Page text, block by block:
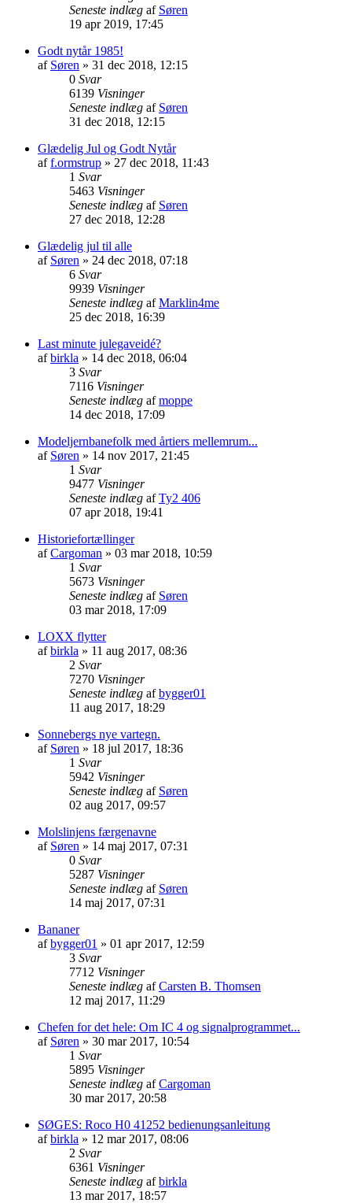
Seneste indlæg af Søren
19 apr 2019, 17:45
Godt nytår 1985!
af Søren » 31 dec 2018, 12:15
0 Svar
6139 Visninger
Seneste indlæg af Søren
31 dec 2018, 12:15
Glædelig Jul og Godt Nytår
aff.ormstrup » 27 dec 2018, 11:43
1 Svar
5463 Visninger
Seneste indlæg af Søren
27 dec 2018, 12:28
Glædelig jul til alle
af Søren » 24 dec 2018, 07:18
6 Svar
9939 Visninger
Seneste indlæg afMarklin4me
25 dec 2018, 16:39
Last minute julegaveidé?
afbirkla » 14 dec 2018, 06:04
3 Svar
7116 Visninger
Seneste indlæg afmoppe
14 dec 2018, 17:09
Modeljernbanefolk med årtiers mellemrum...
af Søren » 14 nov 2017, 21:45
1 Svar
9477 Visninger
Seneste indlæg afTy2 406
07 apr 2018, 19:41
Historiefortællinger
afCargoman » 03 mar 2018, 10:59
1 Svar
5673 Visninger
Seneste indlæg af Søren
03 mar 2018, 17:09
LOXX flytter
afbirkla » 11 aug 2017, 08:36
2 Svar
7270 Visninger
Seneste indlæg afbygger01
11 aug 2017, 18:29
Sonnebergs nye vartegn.
af Søren » 18 jul 2017, 18:36
1 Svar
5942 Visninger
Seneste indlæg af Søren
02 aug 2017, 09:57
Molslinjens færgenavne
af Søren » 14 maj 2017, 07:31
0 Svar
5287 Visninger
Seneste indlæg af Søren
14 maj 2017, 07:31
Bananer
afbygger01 » 01 apr 2017, 12:59
3 Svar
7712 Visninger
Seneste indlæg afCarsten B. Thomsen
12 maj 2017, 11:29
Chefen for det hele: Om IC 4 og signalprogrammet...
af Søren » 30 mar 2017, 10:54
1 Svar
5895 Visninger
Seneste indlæg afCargoman
30 mar 2017, 20:58
SØGES: Roco H0 41252 bedienungsanleitung
afbirkla » 12 mar 2017, 08:06
2 Svar
6361 Visninger
Seneste indlæg afbirkla
13 mar 2017, 18:57